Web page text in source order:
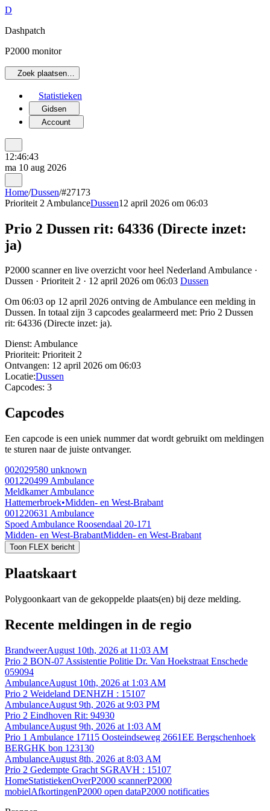
D
Dashpatch
P2000 monitor
Zoek plaatsen…
Statistieken
Gidsen
Account
12:46:43
ma 10 aug 2026
Home/Dussen/#27173
Prioriteit 2 AmbulanceDussen12 april 2026 om 06:03
Prio 2 Dussen rit: 64336 (Directe inzet:
ja)
P2000 scanner en live overzicht voor heel Nederland Ambulance ·
Dussen · Prioriteit 2 · 12 april 2026 om 06:03 Dussen
Om 06:03 op 12 april 2026 ontving de Ambulance een melding in
Dussen. In totaal zijn 3 capcodes gealarmeerd met: Prio 2 Dussen
rit: 64336 (Directe inzet: ja).
Dienst: Ambulance
Prioriteit: Prioriteit 2
Ontvangen: 12 april 2026 om 06:03
Locatie:Dussen
Capcodes: 3
Capcodes
Een capcode is een uniek nummer dat wordt gebruikt om meldingen
te sturen naar de juiste ontvanger.
002029580 unknown
001220499 Ambulance
Meldkamer Ambulance
Hattemerbroek•Midden- en West-Brabant
001220631 Ambulance
Spoed Ambulance Roosendaal 20-171
Midden- en West-BrabantMidden- en West-Brabant
Toon FLEX bericht
Plaatskaart
Polygoonkaart van de gekoppelde plaats(en) bij deze melding.
Recente meldingen in de regio
BrandweerAugust 10th, 2026 at 11:03 AM
Prio 2 BON-07 Assistentie Politie Dr. Van Hoekstraat Enschede
059094
AmbulanceAugust 10th, 2026 at 1:03 AM
Prio 2 Weideland DENHZH : 15107
AmbulanceAugust 9th, 2026 at 9:03 PM
Prio 2 Eindhoven Rit: 94930
AmbulanceAugust 9th, 2026 at 1:03 AM
Prio 1 Ambulance 17115 Oosteindseweg 2661EE Bergschenhoek
BERGHK bon 123130
AmbulanceAugust 8th, 2026 at 8:03 AM
Prio 2 Gedempte Gracht SGRAVH : 15107
HomeStatistiekenOverP2000 scannerP2000
mobielAfkortingenP2000 open dataP2000 notificaties